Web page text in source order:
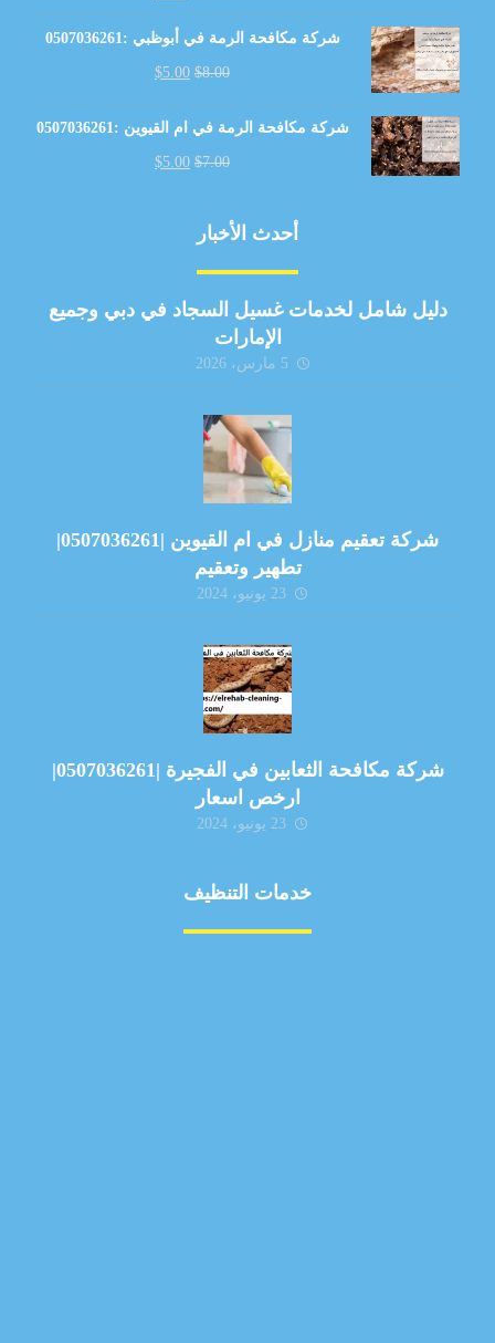
شركة مكافحة الرمة في أبوظبي :0507036261
$8.00
$5.00
شركة مكافحة الرمة في ام القيوين :0507036261
$7.00
$5.00
أحدث الأخبار
دليل شامل لخدمات غسيل السجاد في دبي وجميع
الإمارات
5 مارس، 2026
شركة تعقيم منازل في ام القيوين |0507036261|
تطهير وتعقيم
23 يونيو، 2024
شركة مكافحة الثعابين في الفجيرة |0507036261|
ارخص اسعار
23 يونيو، 2024
خدمات التنظيف